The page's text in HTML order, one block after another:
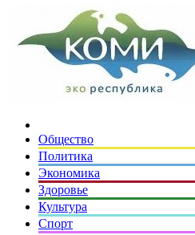
Общество
Политика
Экономика
Здоровье
Культура
Спорт